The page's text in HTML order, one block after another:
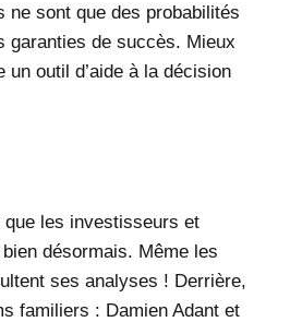
ne sont que des probabilités
garanties de succès. Mieux
un outil d’aide à la décision
les investisseurs et
désormais. Même les
ses analyses ! Derrière,
familiers : Damien Adant et